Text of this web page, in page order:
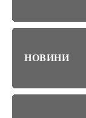
НОВИНИ